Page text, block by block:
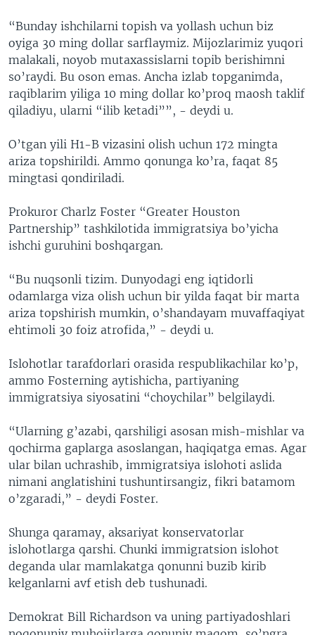
“Bunday ishchilarni topish va yollash uchun biz
oyiga 30 ming dollar sarflaymiz. Mijozlarimiz yuqori
malakali, noyob mutaxassislarni topib berishimni
so’raydi. Bu oson emas. Ancha izlab topganimda,
raqiblarim yiliga 10 ming dollar ko’proq maosh taklif
qiladiyu, ularni “ilib ketadi””, - deydi u.
O’tgan yili H1-B vizasini olish uchun 172 mingta
ariza topshirildi. Ammo qonunga ko’ra, faqat 85
mingtasi qondiriladi.
Prokuror Charlz Foster “Greater Houston
Partnership” tashkilotida immigratsiya bo’yicha
ishchi guruhini boshqargan.
“Bu nuqsonli tizim. Dunyodagi eng iqtidorli
odamlarga viza olish uchun bir yilda faqat bir marta
ariza topshirish mumkin, o’shandayam muvaffaqiyat
ehtimoli 30 foiz atrofida,” - deydi u.
Islohotlar tarafdorlari orasida respublikachilar ko’p,
ammo Fosterning aytishicha, partiyaning
immigratsiya siyosatini “choychilar” belgilaydi.
“Ularning g’azabi, qarshiligi asosan mish-mishlar va
qochirma gaplarga asoslangan, haqiqatga emas. Agar
ular bilan uchrashib, immigratsiya islohoti aslida
nimani anglatishini tushuntirsangiz, fikri batamom
o’zgaradi,” - deydi Foster.
Shunga qaramay, aksariyat konservatorlar
islohotlarga qarshi. Chunki immigratsion islohot
deganda ular mamlakatga qonunni buzib kirib
kelganlarni avf etish deb tushunadi.
Demokrat Bill Richardson va uning partiyadoshlari